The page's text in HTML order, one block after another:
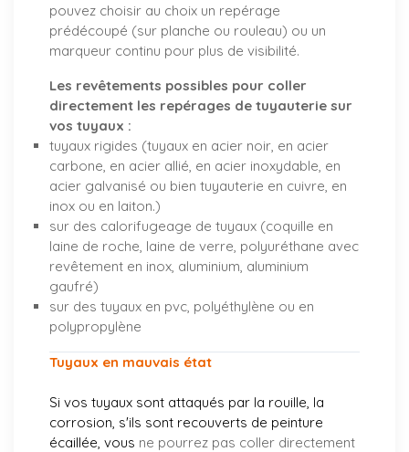
pouvez choisir au choix un repérage
prédécoupé (sur planche ou rouleau) ou un
marqueur continu pour plus de visibilité.
Les revêtements possibles pour coller
directement les repérages de tuyauterie sur
vos tuyaux :
tuyaux rigides (tuyaux en acier noir, en acier
carbone, en acier allié, en acier inoxydable, en
acier galvanisé ou bien tuyauterie en cuivre, en
inox ou en laiton.)
sur des calorifugeage de tuyaux (coquille en
laine de roche, laine de verre, polyuréthane avec
revêtement en inox, aluminium, aluminium
gaufré)
sur des tuyaux en pvc, polyéthylène ou en
polypropylène
Tuyaux en mauvais état
Si vos tuyaux sont attaqués par la rouille, la
corrosion, s'ils sont recouverts de peinture
écaillée, vous ne pourrez pas coller directement